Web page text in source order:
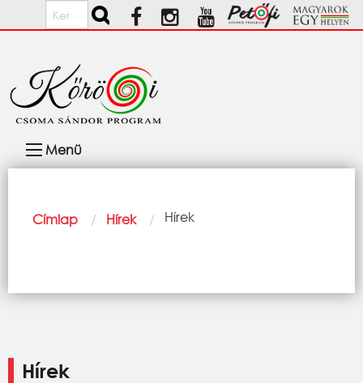
Ugrás a tartalomra
Keresés
navigáció
Menü
Morzsa
Címlap Hírek Current:
Hírek
Hírek